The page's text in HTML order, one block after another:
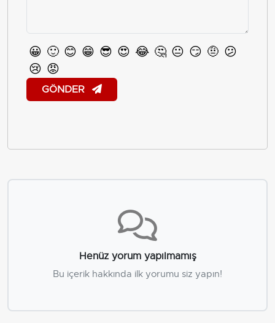
😀 🙂 😊 😁 😎 😍 😂 🤔 😐 😏 🤨 😕
😢 😡
GÖNDER
Henüz yorum yapılmamış
Bu içerik hakkında ilk yorumu siz yapın!